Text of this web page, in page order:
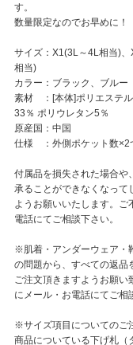
す。
数量限定なのでお早めに！
サイズ：X1(3L～4L相当)
相当)
カラー：ブラック、ブルー
素材 ：[本体]ポリエステ
33％ ポリウレタン5％
原産国：中国
仕様 ：外側ポケット数×2
付属品を損失された場合や
承ることができなくなって
ようお願いいたします。ご
電話にてご相談下さい。
※肌着・アンダーウェア・
の問題から、すべての返品
ご注文頂きますようお願
にメール・お電話にてご相
※サイズ項目についてのご
商品についている下げ札（